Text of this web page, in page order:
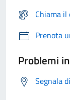
Chiama
Prenota
Problemi
Segnala